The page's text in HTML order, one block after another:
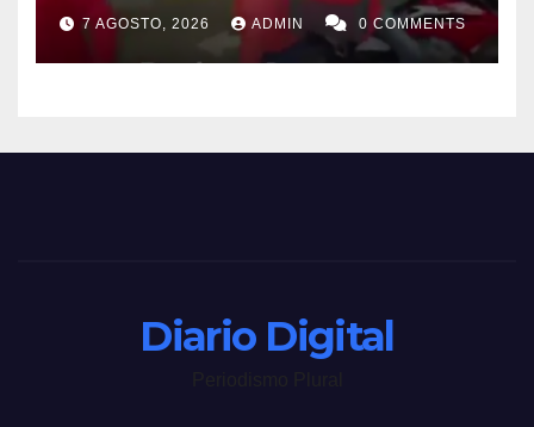
7 AGOSTO, 2026 ADMIN 0 COMMENTS
Diario Digital